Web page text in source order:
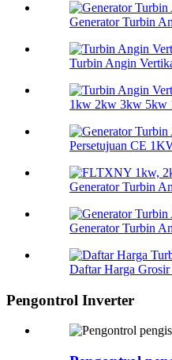
Generator Turbin
Turbin Angin
1kw 2kw 3kw 5kw
Persetujuan CE
Generator Turbin
Generator Turbin
Daftar Harga
Pengontrol Inverter